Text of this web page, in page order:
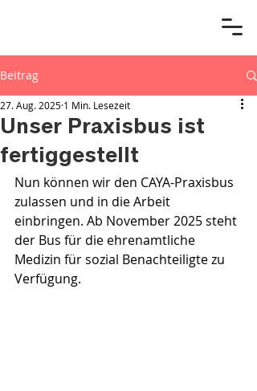
Beitrag
Unser Praxisbus ist
fertiggestellt
27. Aug. 2025 1 Min. Lesezeit
Nun können wir den CAYA-Praxisbus
zulassen und in die Arbeit
einbringen. Ab November 2025 steht
der Bus für die ehrenamtliche
Medizin für sozial Benachteiligte zu
Verfügung.